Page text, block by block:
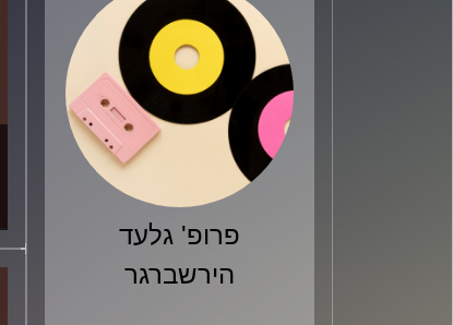
פרופ' גלעד
הירשברגר